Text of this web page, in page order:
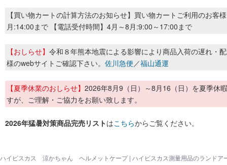
【買い物カートの計算方法のお知らせ】買い物カートご利用のお客
月:14:00まで 【電話受付時間】4月～8月:9:00～17:00まで
【おしらせ】 令和８年熊本地震による影響により商品入荷の遅れ・
様のwebサイトご確認下さい。 佐川急便／福山通運
【夏季休業のおしらせ】 2026年8月9（日）～8月16（日）を夏季休
すが、ご理解・ご協力をお願い致します。
2026年猛暑対策商品完売リストはこちらからご覧ください。
ハイビスカス 涼かちゃん ヘルメットケープ | ハイビスカス測量用品のランドア